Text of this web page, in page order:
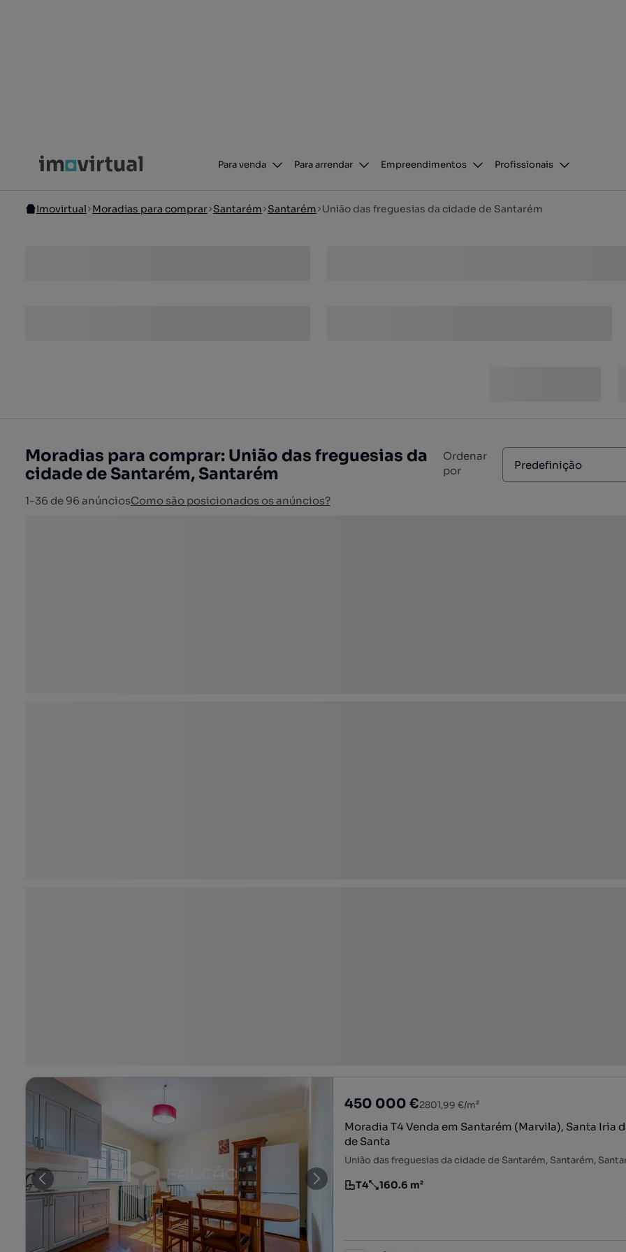
Para venda Para arrendar Empreendimentos Profissionais
Imovirtual Moradias para comprar Santarém Santarém União das freguesias da cidade de Santarém
Moradias para comprar: União das freguesias da
cidade de Santarém, Santarém
1-36 de 96 anúnciosComo são posicionados os anúncios?
Ordenar
por
Predefinição
450 000 €2801,99 €/m²
Moradia T4 Venda em Santarém (Marvila), Santa Iria
de Santa
União das freguesias da cidade de Santarém, Santarém,
Tipologia
T4
Preço por metro quadrado
160.6 m²